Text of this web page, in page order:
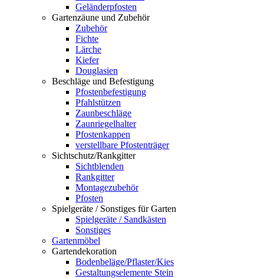
Geländerpfosten
Gartenzäune und Zubehör
Zubehör
Fichte
Lärche
Kiefer
Douglasien
Beschläge und Befestigung
Pfostenbefestigung
Pfahlstützen
Zaunbeschläge
Zaunriegelhalter
Pfostenkappen
verstellbare Pfostenträger
Sichtschutz/Rankgitter
Sichtblenden
Rankgitter
Montagezubehör
Pfosten
Spielgeräte / Sonstiges für Garten
Spielgeräte / Sandkästen
Sonstiges
Gartenmöbel
Gartendekoration
Bodenbeläge/Pflaster/Kies
Gestaltungselemente Stein